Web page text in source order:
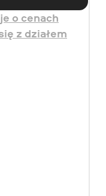
o cenach
z działem